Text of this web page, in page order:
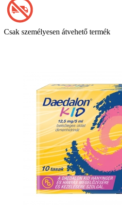
Csak személyesen átvehető termék